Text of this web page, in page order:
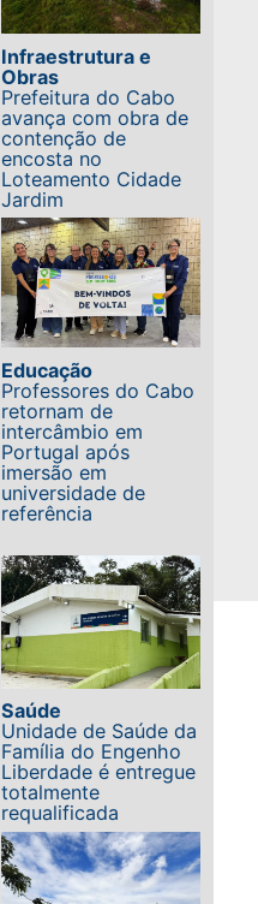
Infraestrutura e
Obras
Prefeitura do Cabo
avança com obra de
contenção de
encosta no
Loteamento Cidade
Jardim
Educação
Professores do Cabo
retornam de
intercâmbio em
Portugal após
imersão em
universidade de
referência
Saúde
Unidade de Saúde da
Família do Engenho
Liberdade é entregue
totalmente
requalificada